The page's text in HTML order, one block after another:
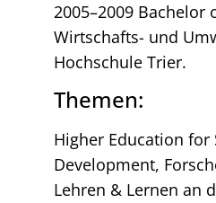
2005–2009 Bachelor
Wirtschafts- und
Hochschule Trier.
Themen:
Higher Education for
Development,
Lehren & Lernen an